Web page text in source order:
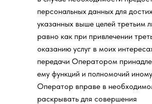
персональных данных для
указанных выше целей третьим
равно как при привлечении
оказанию услуг в моих
передачи Оператором
ему функций и полномочий
Оператор вправе в
раскрывать для совершения